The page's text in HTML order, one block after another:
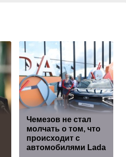
Чемезов не стал
молчать о том, что
происходит с
автомобилями Lada